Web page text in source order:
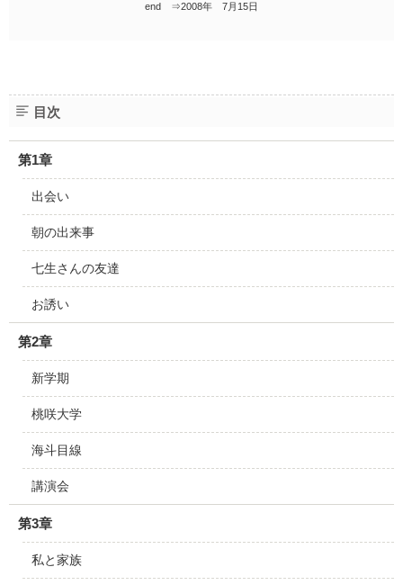
end ⇒2008年 7月15日
目次
第1章
出会い
朝の出来事
七生さんの友達
お誘い
第2章
新学期
桃咲大学
海斗目線
講演会
第3章
私と家族